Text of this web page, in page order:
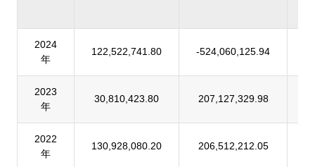
2024
年
122,522,741.80 -524,060,125.94
2023
年
30,810,423.80 207,127,329.98
2022
年
130,928,080.20 206,512,212.05